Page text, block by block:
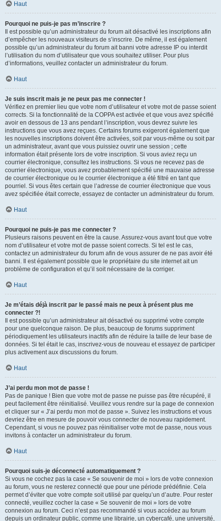
Haut
Pourquoi ne puis-je pas m’inscrire ?
Il est possible qu’un administrateur du forum ait désactivé les inscriptions afin
d’empêcher les nouveaux visiteurs de s’inscrire. De même, il est également
possible qu’un administrateur du forum ait banni votre adresse IP ou interdit
l’utilisation du nom d’utilisateur que vous souhaitez utiliser. Pour plus
d’informations, veuillez contacter un administrateur du forum.
Haut
Je suis inscrit mais je ne peux pas me connecter !
Vérifiez en premier lieu que votre nom d’utilisateur et votre mot de passe soient
corrects. Si la fonctionnalité de la COPPA est activée et que vous avez spécifié
avoir en dessous de 13 ans pendant l’inscription, vous devrez suivre les
instructions que vous avez reçues. Certains forums exigeront également que
les nouvelles inscriptions doivent être activées, soit par vous-même ou soit par
un administrateur, avant que vous puissiez ouvrir une session ; cette
information était présente lors de votre inscription. Si vous aviez reçu un
courrier électronique, consultez les instructions. Si vous ne recevez pas de
courrier électronique, vous avez probablement spécifié une mauvaise adresse
de courrier électronique ou le courrier électronique a été filtré en tant que
pourriel. Si vous êtes certain que l’adresse de courrier électronique que vous
avez spécifiée était correcte, essayez de contacter un administrateur du forum.
Haut
Pourquoi ne puis-je pas me connecter ?
Plusieurs raisons peuvent en être la cause. Assurez-vous avant tout que votre
nom d’utilisateur et votre mot de passe soient corrects. Si tel est le cas,
contactez un administrateur du forum afin de vous assurer de ne pas avoir été
banni. Il est également possible que le propriétaire du site internet ait un
problème de configuration et qu’il soit nécessaire de la corriger.
Haut
Je m’étais déjà inscrit par le passé mais ne peux à présent plus me
connecter ?!
Il est possible qu’un administrateur ait désactivé ou supprimé votre compte
pour une quelconque raison. De plus, beaucoup de forums suppriment
périodiquement les utilisateurs inactifs afin de réduire la taille de leur base de
données. Si tel était le cas, inscrivez-vous de nouveau et essayez de participer
plus activement aux discussions du forum.
Haut
J’ai perdu mon mot de passe !
Pas de panique ! Bien que votre mot de passe ne puisse pas être récupéré, il
peut facilement être réinitialisé. Veuillez vous rendre sur la page de connexion
et cliquer sur « J’ai perdu mon mot de passe ». Suivez les instructions et vous
devriez être en mesure de pouvoir vous connecter de nouveau rapidement.
Cependant, si vous ne pouvez pas réinitialiser votre mot de passe, nous vous
invitons à contacter un administrateur du forum.
Haut
Pourquoi suis-je déconnecté automatiquement ?
Si vous ne cochez pas la case « Se souvenir de moi » lors de votre connexion
au forum, vous ne resterez connecté que pour une période prédéfinie. Cela
permet d’éviter que votre compte soit utilisé par quelqu’un d’autre. Pour rester
connecté, veuillez cocher la case « Se souvenir de moi » lors de votre
connexion au forum. Ceci n’est pas recommandé si vous accédez au forum
depuis un ordinateur public, comme une librairie, un cybercafé, une université,